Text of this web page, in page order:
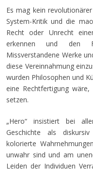
Es mag kein
System-Kritik und die
Recht oder Unrecht
erkennen und den
Missverstandene Werke
diese Vereinnahmung
wurden Philosophen und
eine Rechtfertigung
setzen.
„Hero“ insistiert bei
Geschichte als
kolorierte
unwahr sind und am
Leiden der Individuen